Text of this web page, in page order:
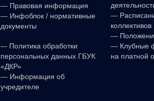
— Правовая информация
— Инфоблок / нормативные
документы
— Политика обработки
персональных данных ГБУК
«ДКР»
— Информация об
учредителе
—
—
— Клубные
на платной